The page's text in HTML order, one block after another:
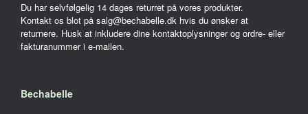
Du har selvfølgelig 14 dages returret på vores produkter.
Kontakt os blot på salg@bechabelle.dk hvis du ønsker at
returnere. Husk at inkludere dine kontaktoplysninger og ordre- eller
fakturanummer i e-mailen.
Bechabelle